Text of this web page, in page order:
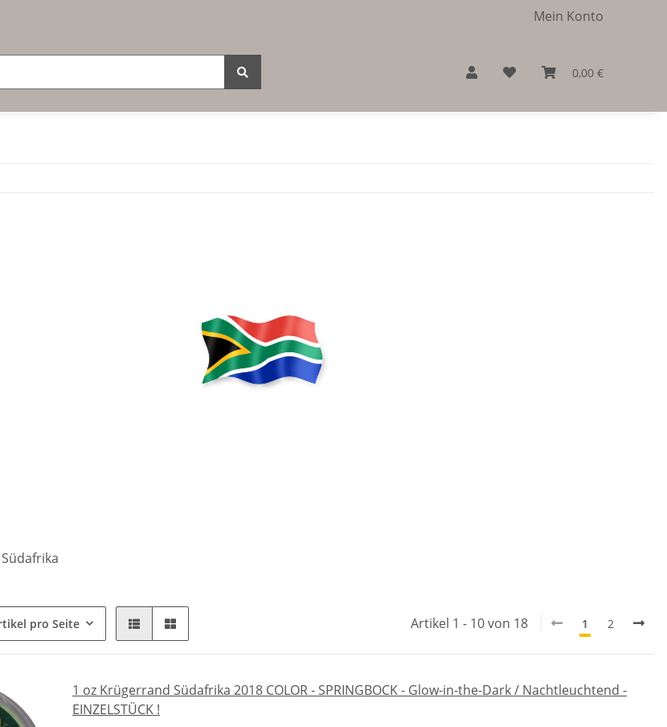
Mein Konto
0,00 €
pro Seite Artikel 1 - 10 von 18 1 2
1 oz Krügerrand Südafrika 2018 COLOR - SPRINGBOCK - Glow-in-the-Dark / Nachtleuchtend -
EINZELSTÜCK !